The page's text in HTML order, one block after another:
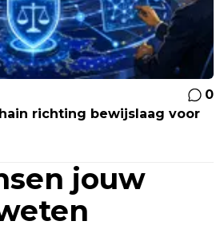
0
richting bewijslaag voor
jouw